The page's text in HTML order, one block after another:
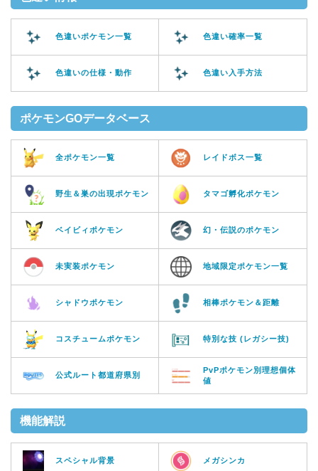
色違いポケモン一覧 色違い確率一覧
色違いの仕様・動作 色違い入手方法
ポケモンGOデータベース
全ポケモン一覧 レイドボス一覧
野生＆巣の出現ポケモン タマゴ孵化ポケモン
ベイビィポケモン 幻・伝説のポケモン
未実装ポケモン 地域限定ポケモン一覧
シャドウポケモン 相棒ポケモン＆距離
コスチュームポケモン 特別な技 (レガシー技)
公式ルート都道府県別
PvPポケモン別理想個体
値
機能解説
スペシャル背景 メガシンカ